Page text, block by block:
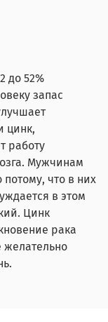
до 52%
запас
цинк,
работу
Мужчинам
что в них
в этом
Цинк
рака
желательно